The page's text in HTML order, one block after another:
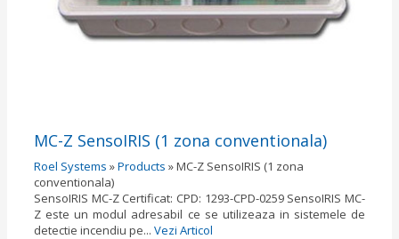
MC-Z SensoIRIS (1 zona conventionala)
Roel Systems »Products »MC-Z SensoIRIS (1 zona
conventionala)
SensoIRIS MC-Z Certificat: CPD: 1293-CPD-0259 SensoIRIS MC-
Z este un modul adresabil ce se utilizeaza in sistemele de
detectie incendiu pe... Vezi Articol